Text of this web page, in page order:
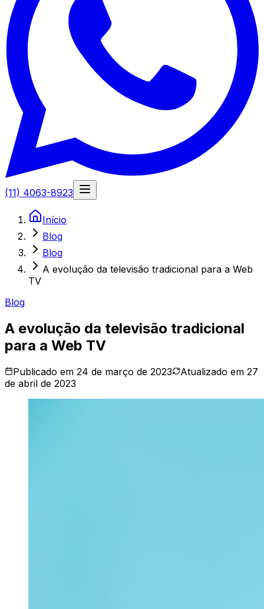
(11) 4063-8923
Início
Blog
Blog
A evolução da televisão tradicional para a Web
TV
Blog
A evolução da televisão tradicional
para a Web TV
Publicado em 24 de março de 2023 Atualizado em 27
de abril de 2023